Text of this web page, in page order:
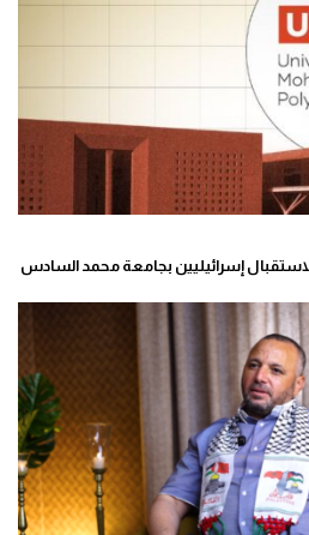
إسرائيليين بجامعة محمد السادس